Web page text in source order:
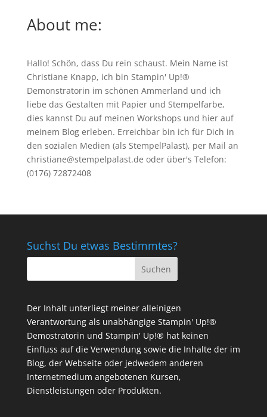
About me:
Hallo! Schön, dass Du rein schaust. Mein Name ist
Christiane Knapp, ich bin Stampin' Up!®
Demonstratorin im schönen Ammerland und ich
liebe das Gestalten mit Papier und Stempelfarbe,
dies kannst Du auf meinen Workshops und hier auf
meinem Blog erleben. Erreichbar bin ich für Dich in
den sozialen Medien (als StempelPalast), per Mail an
christiane@stempelpalast.de oder über's Telefon:
(0176) 72872408
Suchst Du etwas Bestimmtes?
Der Inhalt unterliegt meiner alleinigen
Verantwortung als unabhängige Stampin' Up!®
Demostratorin und Stampin' Up!® hat keinen
Einfluss auf die Verwendung sowie die Inhalte der im
Blog, der Webseite oder jedwedem anderen
Internetmedium angebotenen Kursen,
Dienstleistungen oder Produkten.